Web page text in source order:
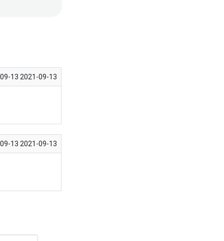
13 2021-09-13
13 2021-09-13